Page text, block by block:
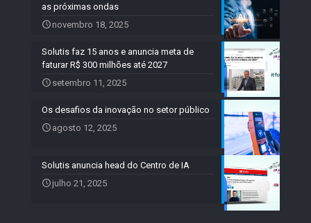
as próximas ondas
novembro 18, 2025
Solutis faz 15 anos e anuncia meta de
faturar R$ 300 milhões até 2027
setembro 11, 2025
Os desafios da inovação no setor público
agosto 12, 2025
Solutis anuncia head do Centro de IA
julho 21, 2025